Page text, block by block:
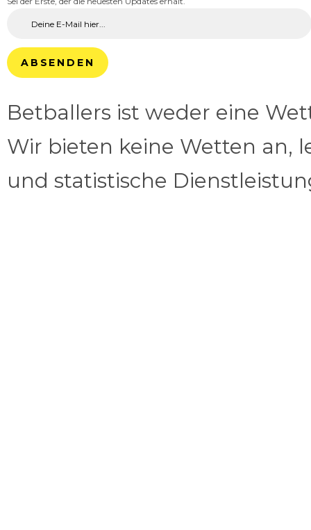
ABSENDEN
Betballers ist weder eine
Wir bieten keine Wetten an,
und statistische